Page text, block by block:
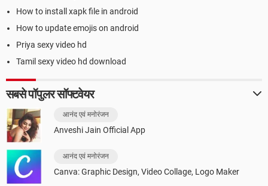
How to install xapk file in android
How to update emojis on android
Priya sexy video hd
Tamil sexy video hd download
सबसे पॉपुलर सॉफ्टवेयर
आनंद एवं मनोरंजन
Anveshi Jain Official App
आनंद एवं मनोरंजन
Canva: Graphic Design, Video Collage, Logo Maker